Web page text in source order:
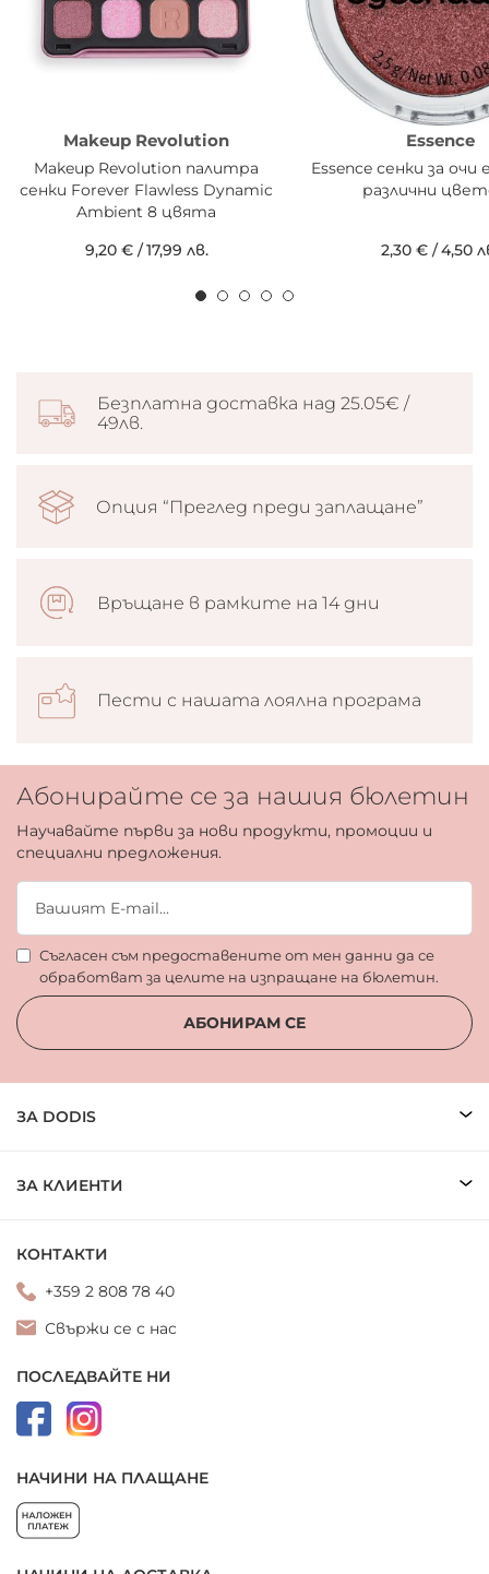
Makeup Revolution
Makeup Revolution палитра
сенки Forever Flawless Dynamic
Ambient 8 цвята
9,20 €/17,99 лв.
Essence
Essence сенки за очи
различни
2,30 € /4,50
Безплатна доставка над 25.05€ /
49лв.
Опция “Преглед преди заплащане”
Връщане в рамките на 14 дни
Пести с нашата лоялна програма
Абонирайте се за нашия бюлетин
Научавайте първи за нови продукти, промоции и
специални предложения.
Съгласен съм предоставените от мен данни да се
обработват за целите на изпращане на бюлетин.
АБОНИРАМ СЕ
ЗА DODIS
ЗА КЛИЕНТИ
КОНТАКТИ
+359 2 808 78 40
Свържи се с нас
ПОСЛЕДВАЙТЕ НИ
НАЧИНИ НА ПЛАЩАНЕ